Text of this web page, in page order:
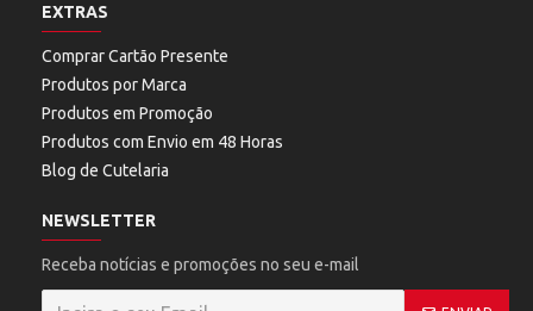
EXTRAS
Comprar Cartão Presente
Produtos por Marca
Produtos em Promoção
Produtos com Envio em 48 Horas
Blog de Cutelaria
NEWSLETTER
Receba notícias e promoções no seu e-mail